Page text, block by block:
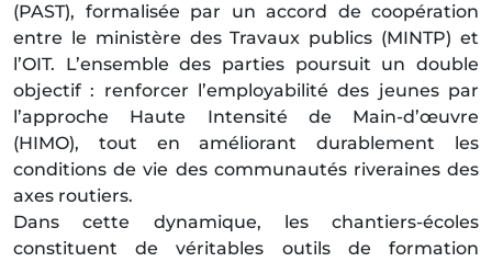
(PAST), formalisée par un accord de coopération
entre le ministère des Travaux publics (MINTP) et
l’OIT. L’ensemble des parties poursuit un double
objectif : renforcer l’employabilité des jeunes par
l’approche Haute Intensité de Main-d’œuvre
(HIMO), tout en améliorant durablement les
conditions de vie des communautés riveraines des
axes routiers.
Dans cette dynamique, les chantiers-écoles
constituent de véritables outils de formation